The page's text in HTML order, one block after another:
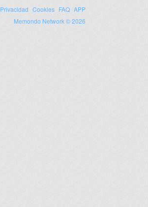
Privacidad Cookies FAQ APP
Memondo Network © 2026